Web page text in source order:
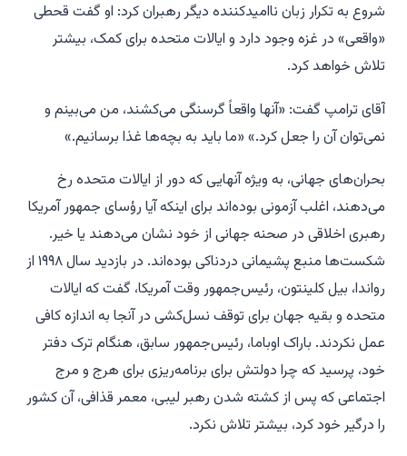
شروع به تکرار زبان ناامیدکننده دیگر رهبران کرد: او گفت قحطی
«واقعی» در غزه وجود دارد و ایالات متحده برای کمک، بیشتر
تلاش خواهد کرد.
آقای ترامپ گفت: «آنها واقعاً گرسنگی می‌کشند، من می‌بینم و
نمی‌توان آن را جعل کرد.» «ما باید به بچه‌ها غذا برسانیم.»
بحران‌های جهانی، به ویژه آنهایی که دور از ایالات متحده رخ
می‌دهند، اغلب آزمونی بوده‌اند برای اینکه آیا رؤسای جمهور آمریکا
رهبری اخلاقی در صحنه جهانی از خود نشان می‌دهند یا خیر.
شکست‌ها منبع پشیمانی دردناکی بوده‌اند. در بازدید سال ۱۹۹۸ از
رواندا، بیل کلینتون، رئیس‌جمهور وقت آمریکا، گفت که ایالات
متحده و بقیه جهان برای توقف نسل‌کشی در آنجا به اندازه کافی
عمل نکردند. باراک اوباما، رئیس‌جمهور سابق، هنگام ترک دفتر
خود، پرسید که چرا دولتش برای برنامه‌ریزی برای هرج و مرج
اجتماعی که پس از کشته شدن رهبر لیبی، معمر قذافی، آن کشور
را درگیر خود کرد، بیشتر تلاش نکرد.